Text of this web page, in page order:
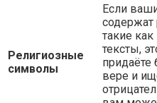
Религиозные
символы
Если
такие
тексты,
придаёте
вере и